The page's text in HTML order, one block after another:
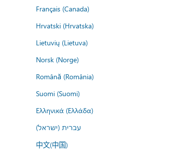
Français (Canada)
Hrvatski (Hrvatska)
Lietuvių (Lietuva)
Norsk (Norge)
Română (România)
Suomi (Suomi)
Ελληνικά (Ελλάδα)
עברית (ישראל)
中文(中国)